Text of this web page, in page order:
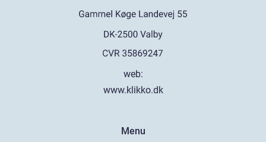
web:
www.klikko.dk
Menu